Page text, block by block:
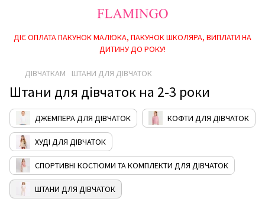
ДІЄ ОПЛАТА ПАКУНОК МАЛЮКА, ПАКУНОК ШКОЛЯРА, ВИПЛАТИ НА
ДИТИНУ ДО РОКУ!
ДІВЧАТКАМ ШТАНИ ДЛЯ ДІВЧАТОК
Штани для дівчаток на 2-3 роки
ДЖЕМПЕРА ДЛЯ ДІВЧАТОК КОФТИ ДЛЯ ДІВЧАТОК
ХУДІ ДЛЯ ДІВЧАТОК
СПОРТИВНІ КОСТЮМИ ТА КОМПЛЕКТИ ДЛЯ ДІВЧАТОК
ШТАНИ ДЛЯ ДІВЧАТОК